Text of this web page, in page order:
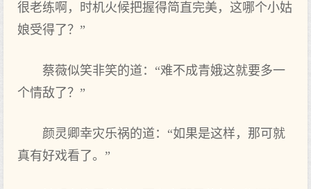
很老练啊，时机火候把握得简直完美，这哪个小姑
娘受得了？”
蔡薇似笑非笑的道：“难不成青娥这就要多一
个情敌了？”
颜灵卿幸灾乐祸的道：“如果是这样，那可就
真有好戏看了。”